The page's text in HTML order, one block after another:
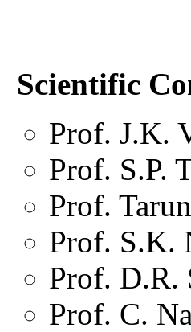
Scientific
Prof. J.K.
Prof. S.P.
Prof.
Prof. S.K.
Prof. D.R.
Prof. C.